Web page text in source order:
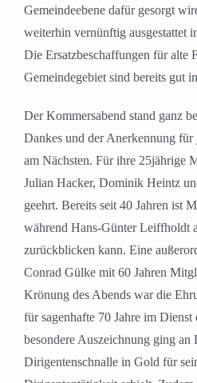
Gemeindeebene dafür gesorgt
weiterhin vernünftig ausgestattet
Die Ersatzbeschaffungen für alte
Gemeindegebiet sind bereits gut
Der Kommersabend stand ganz
Dankes und der Anerkennung für
am Nächsten. Für ihre 25jährige
Julian Hacker, Dominik Heintz
geehrt. Bereits seit 40 Jahren ist
während Hans-Günter Leiffholdt
zurückblicken kann. Eine
Conrad Gülke mit 60 Jahren
Krönung des Abends war die
für sagenhafte 70 Jahre im
besondere Auszeichnung ging
Dirigentenschnalle in Gold für